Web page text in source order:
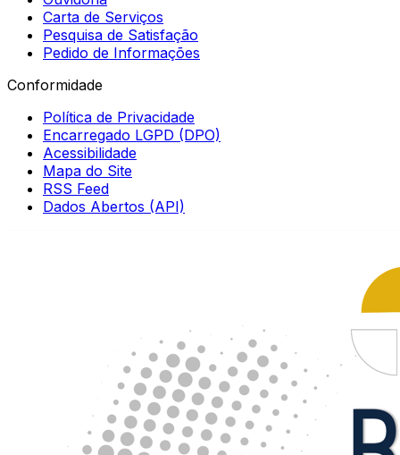
Carta de Serviços
Pesquisa de Satisfação
Pedido de Informações
Conformidade
Política de Privacidade
Encarregado LGPD (DPO)
Acessibilidade
Mapa do Site
RSS Feed
Dados Abertos (API)